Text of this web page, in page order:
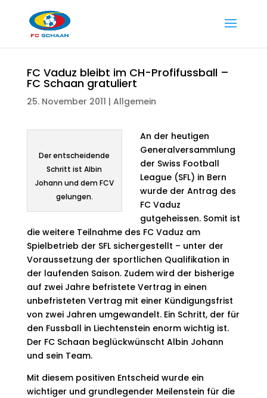
FC Vaduz bleibt im CH-Profifussball –
FC Schaan gratuliert
25. November 2011 | Allgemein
Der entscheidende
Schritt ist Albin
Johann und dem FCV
gelungen.
An der heutigen
Generalversammlung
der Swiss Football
League (SFL) in Bern
wurde der Antrag des
FC Vaduz
gutgeheissen. Somit ist
die weitere Teilnahme des FC Vaduz am
Spielbetrieb der SFL sichergestellt – unter der
Voraussetzung der sportlichen Qualifikation in
der laufenden Saison. Zudem wird der bisherige
auf zwei Jahre befristete Vertrag in einen
unbefristeten Vertrag mit einer Kündigungsfrist
von zwei Jahren umgewandelt. Ein Schritt, der für
den Fussball in Liechtenstein enorm wichtig ist.
Der FC Schaan beglückwünscht Albin Johann
und sein Team.
Mit diesem positiven Entscheid wurde ein
wichtiger und grundlegender Meilenstein für die